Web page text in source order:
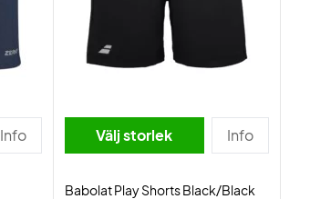
Info Välj storlek Info
Babolat Play Shorts Black/Black